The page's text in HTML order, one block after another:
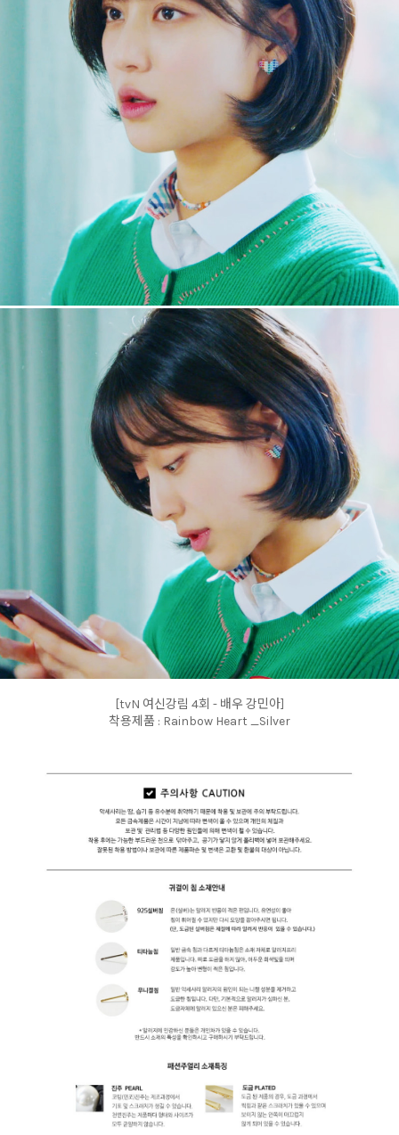
[tvN 여신강림 4회 - 배우 강민아]
착용제품 : Rainbow Heart _Silver